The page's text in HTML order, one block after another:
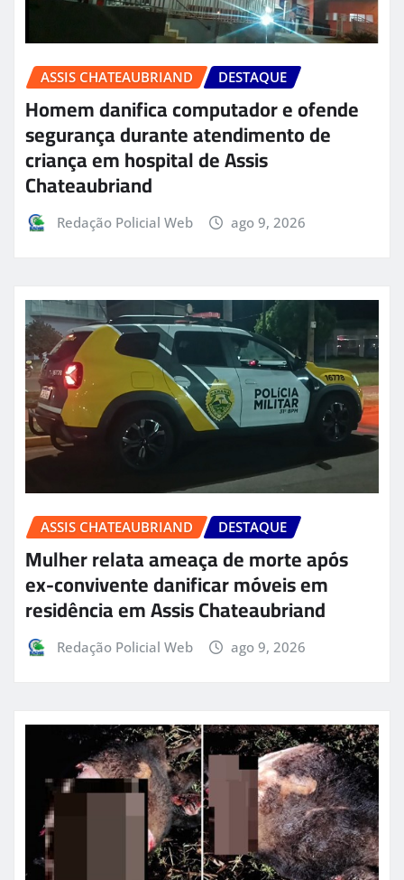
ASSIS CHATEAUBRIAND DESTAQUE
Homem danifica computador e ofende
segurança durante atendimento de
criança em hospital de Assis
Chateaubriand
Redação Policial Web ago 9, 2026
ASSIS CHATEAUBRIAND DESTAQUE
Mulher relata ameaça de morte após
ex-convivente danificar móveis em
residência em Assis Chateaubriand
Redação Policial Web ago 9, 2026